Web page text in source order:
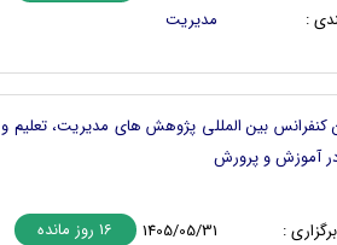
:
مدیریت
کنفرانس بین المللی پژوهش های مدیریت، تعلیم و
آموزش و پرورش
:
1405/05/31
16 روز مانده